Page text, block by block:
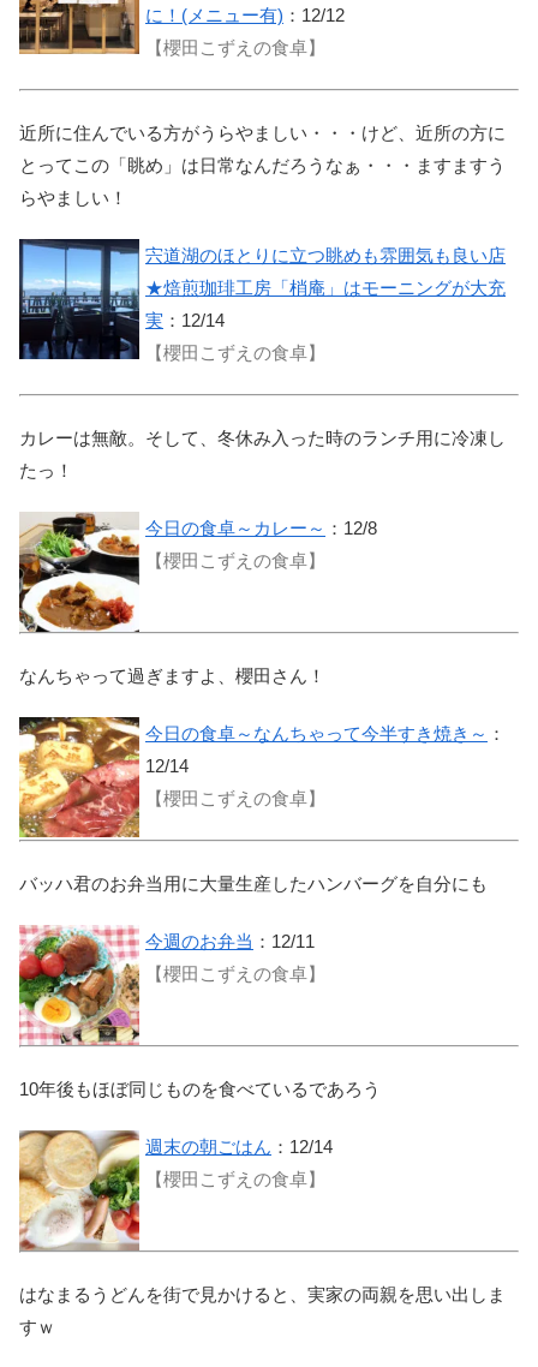
に！(メニュー有) ：12/12
【櫻田こずえの食卓】
近所に住んでいる方がうらやましい・・・けど、近所の方に
とってこの「眺め」は日常なんだろうなぁ・・・ますますう
らやましい！
宍道湖のほとりに立つ眺めも雰囲気も良い店
★焙煎珈琲工房「梢庵」はモーニングが大充
実 ：12/14
【櫻田こずえの食卓】
カレーは無敵。そして、冬休み入った時のランチ用に冷凍し
たっ！
今日の食卓～カレー～ ：12/8
【櫻田こずえの食卓】
なんちゃって過ぎますよ、櫻田さん！
今日の食卓～なんちゃって今半すき焼き～ ：
12/14
【櫻田こずえの食卓】
バッハ君のお弁当用に大量生産したハンバーグを自分にも
今週のお弁当 ：12/11
【櫻田こずえの食卓】
10年後もほぼ同じものを食べているであろう
週末の朝ごはん ：12/14
【櫻田こずえの食卓】
はなまるうどんを街で見かけると、実家の両親を思い出しま
すｗ